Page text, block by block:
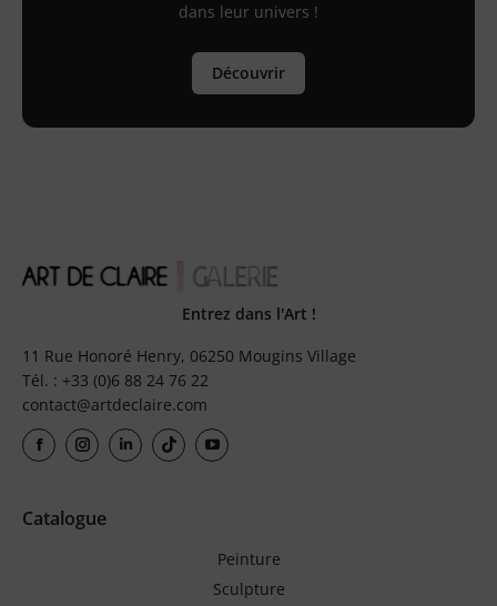
dans leur univers !
Découvrir
Entrez dans l'Art !
11 Rue Honoré Henry, 06250 Mougins Village
Tél. : +33 (0)6 88 24 76 22
contact@artdeclaire.com
Catalogue
Peinture
Sculpture